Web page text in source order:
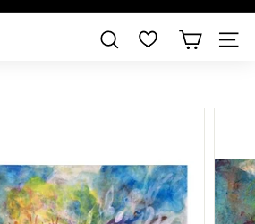
すべての作品を見る
検索